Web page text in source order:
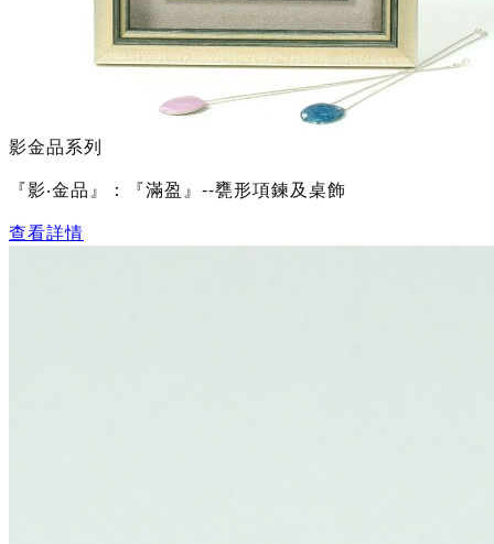
影金品系列
『影‧金品』：『滿盈』--甕形項鍊及桌飾
查看詳情